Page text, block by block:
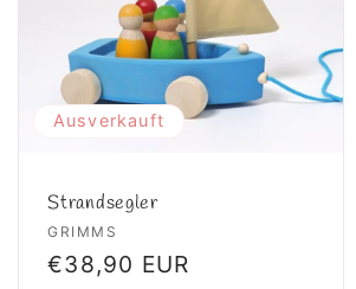
Ausverkauft
Strandsegler
Anbieter:
GRIMMS
Normaler
€38,90 EUR